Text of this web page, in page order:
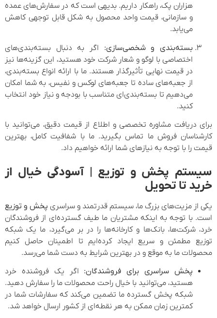
هزاران پک، راهکار داریم. بدیهی است که در سفارش‌های عمده
و سازمانی، قیمت واحد محصول به شکل قابل توجهی کاهش
می‌یابد.
بسته‌بندی و شخصی‌سازی: اگر به دنبال بسته‌بندی‌های
اختصاصی با لوگو و شعار شرکت خود هستید، این گزینه‌ها نیز
در قیمت نهایی تأثیرگذار هستند. ما با ارائه انواع بسته‌بندی،
از جعبه‌های ساده تا جعبه‌های لوکس و نفیس، به شما امکان
می‌دهیم تا بسته‌بندی‌ای متناسب با بودجه و نیاز خود انتخاب
کنید.
برای دریافت مشاوره تخصصی و اطلاع از قیمت دقیق، می‌توانید با
کارشناسان فروش ما تماس بگیرید. ما با شفافیت کامل، بهترین
قیمت را با توجه به نیازهای شما ارائه خواهیم داد.
سیستم پخش و توزیع | آسودگی خیال از
خرید تا تحویل
یکی از مزیت‌های بزرگ ما، سیستم قدرتمند و سراسری پخش و توزیع
است. با توجه به اینکه مشتریان ما طیف گسترده‌ای از فروشندگان
خرد، شرکت‌ها، بانک‌ها و کارخانه‌ها را در بر می‌گیرد، ما یک شبکه
توزیع مطمئن و سریع ایجاد کرده‌ایم تا اطمینان حاصل کنیم
محصولات ما به موقع و در بهترین شرایط به دست شما می‌رسد.
پخش سراسری برای فروشندگان: اگر یک فروشنده خرد
هستید، می‌توانید با خیال راحت محصولات ما را سفارش دهید.
شبکه پخش گسترده ما تضمین می‌کند که سفارشات شما در
کمترین زمان ممکن به هر نقطه‌ای از کشور ارسال خواهد شد.